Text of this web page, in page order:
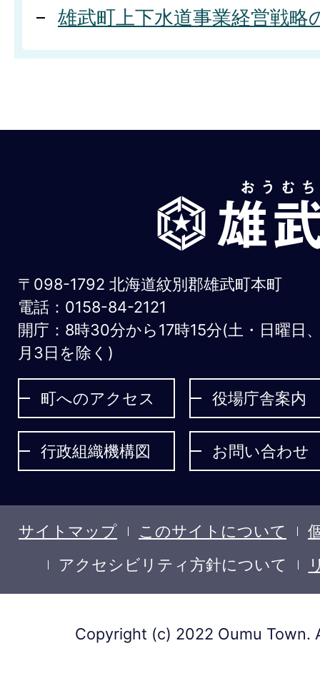
雄武町上下水道事業経営戦略
お
う
む
ち
ょ
う
〒098-1792 北海道紋別郡雄武町本町
電話：0158-84-2121
開庁：8時30分から17時15分(土・日曜日
月3日を除く)
町へのアクセス 役場庁舎案内
行政組織機構図 お問い合わせ
サイトマップ このサイトについて
アクセシビリティ方針について
Copyright (c) 2022 Oumu Town.